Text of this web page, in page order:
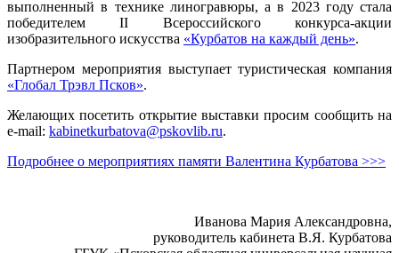
выполненный в технике линогравюры, а в 2023 году стала
победителем II Всероссийского конкурса-акции
изобразительного искусства «Курбатов на каждый день».
Партнером мероприятия выступает туристическая компания
«Глобал Трэвл Псков».
Желающих посетить открытие выставки просим сообщить на
e-mail: kabinetkurbatova@pskovlib.ru.
Подробнее о мероприятиях памяти Валентина Курбатова >>>
Иванова Мария Александровна,
руководитель кабинета В.Я. Курбатова